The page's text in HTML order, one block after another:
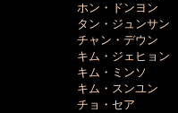
ホン・ドンヨン →
タン・ジュンサン
チャン・デウン →
キム・ジェヒョン
キム・ミンソ
→　
キム・スンユン →
チョ・セア →　